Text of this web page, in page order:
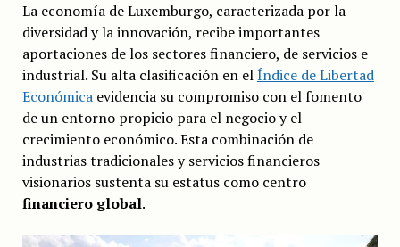
La economía de Luxemburgo, caracterizada por la
diversidad y la innovación, recibe importantes
aportaciones de los sectores financiero, de servicios e
industrial. Su alta clasificación en elÍndice de Libertad
Económicaevidencia su compromiso con el fomento
de un entorno propicio para el negocio y el
crecimiento económico. Esta combinación de
industrias tradicionales y servicios financieros
visionarios sustenta su estatus como centro
financiero global.